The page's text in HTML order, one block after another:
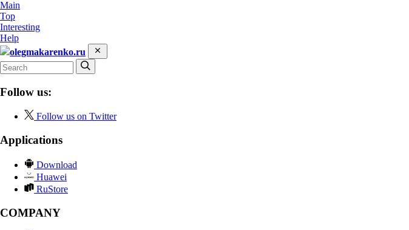
Main
Top
Interesting
Help
olegmakarenko.ru
Follow us:
Follow us on Twitter
Applications
Download
Huawei
RuStore
COMPANY